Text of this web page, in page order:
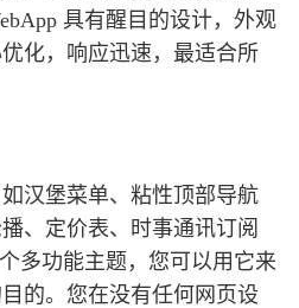
具有醒目的设计，外观
化，响应迅速，最适合所
汉堡菜单、粘性顶部导航
、定价表、时事通讯订阅
多功能主题，您可以用它来
的。您在没有任何网页设